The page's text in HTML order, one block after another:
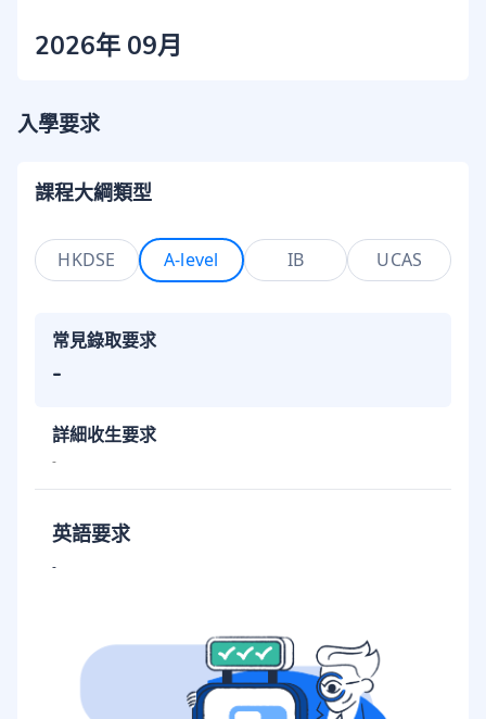
2026年 09月
入學要求
課程大綱類型
HKDSE A-level IB UCAS
常見錄取要求
-
詳細收生要求
-
英語要求
-